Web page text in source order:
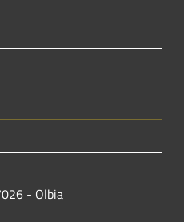
- Olbia